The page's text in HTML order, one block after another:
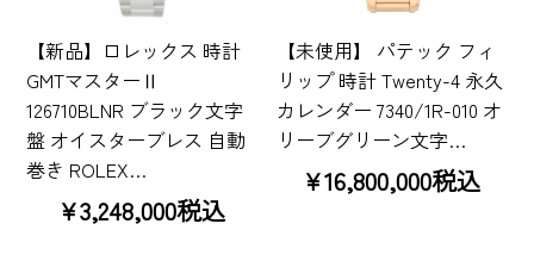
【新品】ロレックス 時計
GMTマスターⅡ
126710BLNR ブラック文字
盤 オイスターブレス 自動
巻き ROLEX…
¥3,248,000税込
【未使用】 パテック フィ
リップ 時計 Twenty-4 永久
カレンダー 7340/1R-010 オ
リーブグリーン文字…
¥16,800,000税込